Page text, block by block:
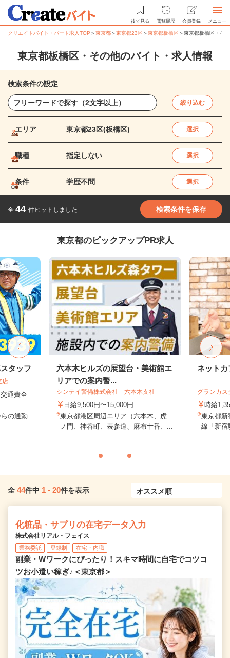
後で見る 閲覧履歴 会員登録 メニュー
クリエイトバイト・パート求人TOP ＞東京都＞東京都23区＞東京都板橋区＞東京都板橋区・そ
東京都板橋区・その他のバイト・求人情報
検索条件の設定
絞り込む
エリア 東京都23区(板橋区) 選択
職種 指定しない 選択
条件 学歴不問 選択
全 44 件ヒットしました 検索条件を保存
東京都のピックアップPR求人
タッフ
店
通費全
の通勤
六本木ヒルズの展望台・美術館エ
リアでの案内警...
シンテイ警備株式会社 六本木支社
日給9,500円〜15,000円
東京都港区周辺エリア（六本木、虎
ノ門、神谷町、表参道、麻布十番、...
ネットカ
グランカ
時給
東京都新
線「新宿
全 44件中 1 - 20件を表示
化粧品・サプリの在宅データ入力
株式会社リアル・フェイス
業務委託 登録制 在宅・内職
副業・Wワークにぴったり！スキマ時間に自宅でコツコ
ツお小遣い稼ぎ♪＜東京都＞